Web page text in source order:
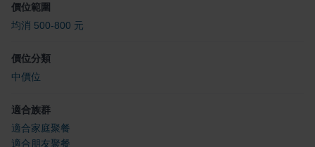
價位範圍
均消 500-800 元
價位分類
中價位
適合族群
適合家庭聚餐
適合朋友聚餐